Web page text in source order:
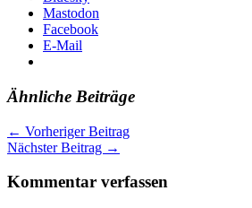
Mastodon
Facebook
E-Mail
Ähnliche Beiträge
← Vorheriger Beitrag
Nächster Beitrag →
Kommentar verfassen